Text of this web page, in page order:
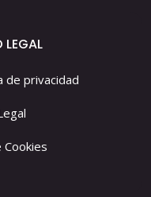
LEGAL
de privacidad
Cookies